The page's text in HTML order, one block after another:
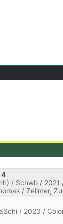
4
/ Schwb /
/ Zellmer,
/ 2020 /